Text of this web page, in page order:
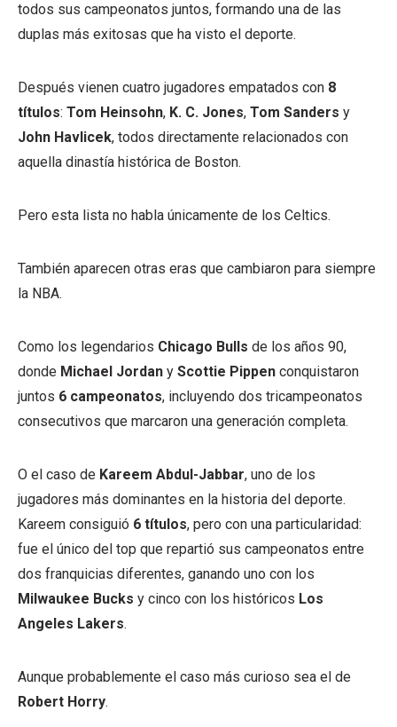
todos sus campeonatos juntos, formando una de las
duplas más exitosas que ha visto el deporte.
Después vienen cuatro jugadores empatados con 8
títulos: Tom Heinsohn, K. C. Jones, Tom Sanders y
John Havlicek, todos directamente relacionados con
aquella dinastía histórica de Boston.
Pero esta lista no habla únicamente de los Celtics.
También aparecen otras eras que cambiaron para siempre
la NBA.
Como los legendarios Chicago Bulls de los años 90,
donde Michael Jordan y Scottie Pippen conquistaron
juntos 6 campeonatos, incluyendo dos tricampeonatos
consecutivos que marcaron una generación completa.
O el caso de Kareem Abdul-Jabbar, uno de los
jugadores más dominantes en la historia del deporte.
Kareem consiguió 6 títulos, pero con una particularidad:
fue el único del top que repartió sus campeonatos entre
dos franquicias diferentes, ganando uno con los
Milwaukee Bucks y cinco con los históricos Los
Angeles Lakers.
Aunque probablemente el caso más curioso sea el de
Robert Horry.